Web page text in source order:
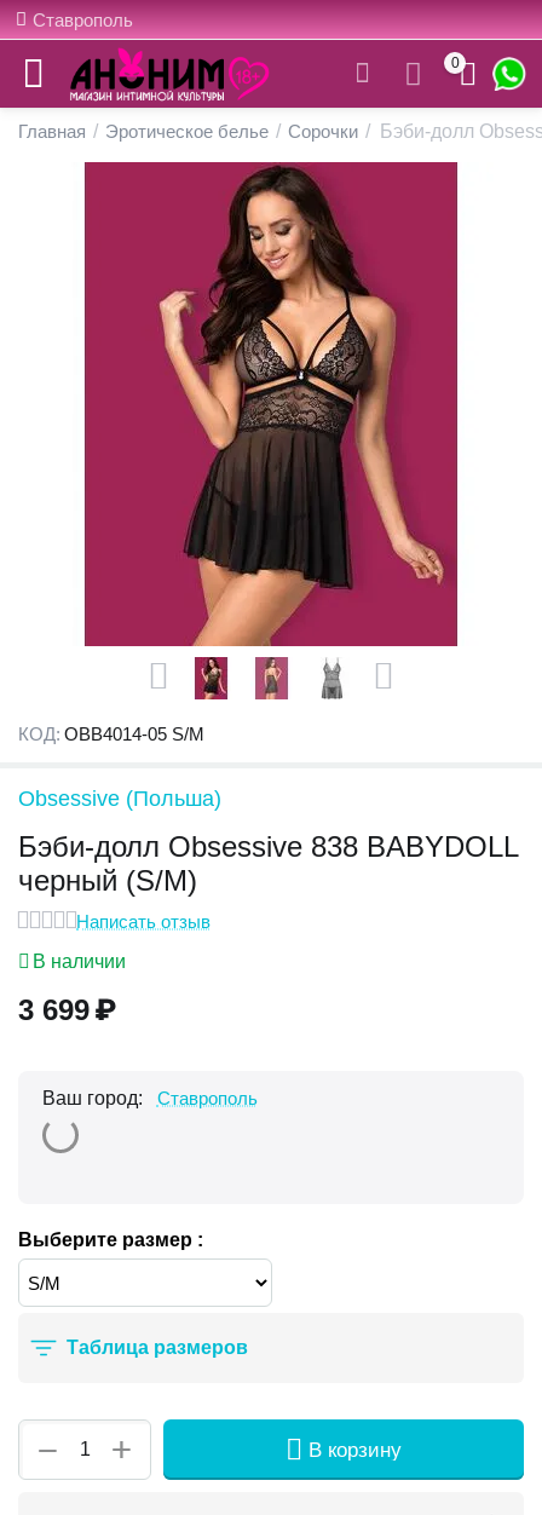
Ставрополь
0
Главная / Эротическое белье / Сорочки / Бэби-долл
КОД: OBB4014-05 S/M
Obsessive (Польша)
Бэби-долл Obsessive 838 BABYDOLL
черный (S/M)
Написать отзыв
В наличии
3 699₽
Ваш город: Ставрополь
Выберите размер :
Таблица размеров
+
− В корзину